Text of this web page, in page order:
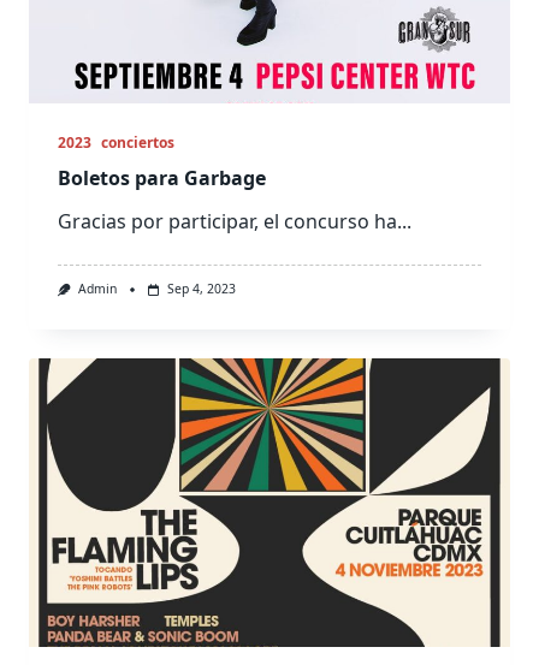
2023 conciertos
Boletos para Garbage
Gracias por participar, el concurso ha...
Admin Sep 4, 2023